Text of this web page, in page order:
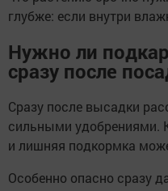
глубже: если внутри
Нужно ли
сразу после
Сразу после высадки
сильными удобрениями.
и лишняя подкормка
Особенно опасно сразу